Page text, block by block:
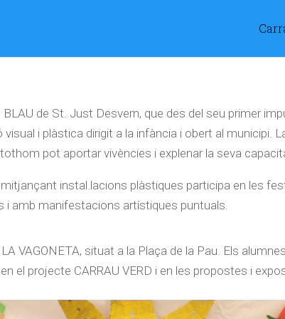
de St. Just Desvern, que des del seu primer
i plàstica dirigit a la infància i obert al municipi.
pot aportar vivències i explenar la seva
mitjançant instal.lacions plàstiques participa en les
amb manifestacions artístiques puntuals.
VAGONETA, situat a la Plaça de la Pau. Els
el projecte CARRAU VERD i en les propostes i